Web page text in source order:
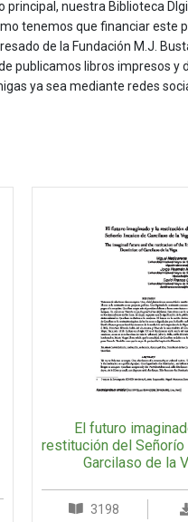
nuestra Biblioteca
tenemos que financiar este
de la Fundación M.J.
publicamos libros impresos y
ya sea mediante redes
El futuro
restitución del Señorío
Garcilaso de la
3198